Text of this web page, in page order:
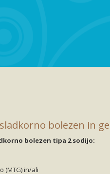
bolezen in
bolezen tipa 2 sodijo:
(MTG) in/ali